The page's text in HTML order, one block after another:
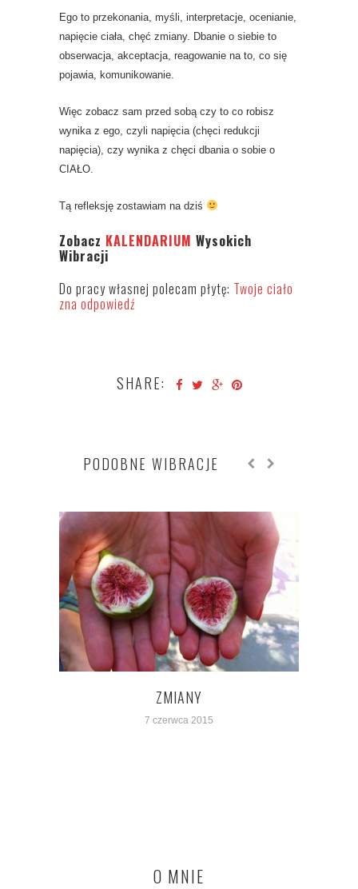
Ego to przekonania, myśli, interpretacje, ocenianie,
napięcie ciała, chęć zmiany. Dbanie o siebie to
obserwacja, akceptacja, reagowanie na to, co się
pojawia, komunikowanie.
Więc zobacz sam przed sobą czy to co robisz
wynika z ego, czyli napięcia (chęci redukcji
napięcia), czy wynika z chęci dbania o sobie o
CIAŁO.
Tą refleksję zostawiam na dziś
Zobacz KALENDARIUM Wysokich
Wibracji
Do pracy własnej polecam płytę: Twoje ciało
zna odpowiedź
SHARE:
PODOBNE WIBRACJE
ZMIANY
7 czerwca 2015
O MNIE